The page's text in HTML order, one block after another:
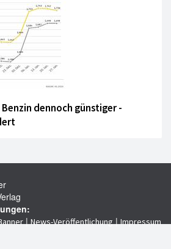
dennoch günstiger -
|News-Veröffentlichung|Impressum